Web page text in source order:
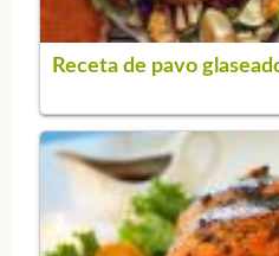
Receta de pavo